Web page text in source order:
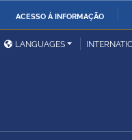
ACESSO À INFORMAÇÃO
das Relações
LANGUAGES